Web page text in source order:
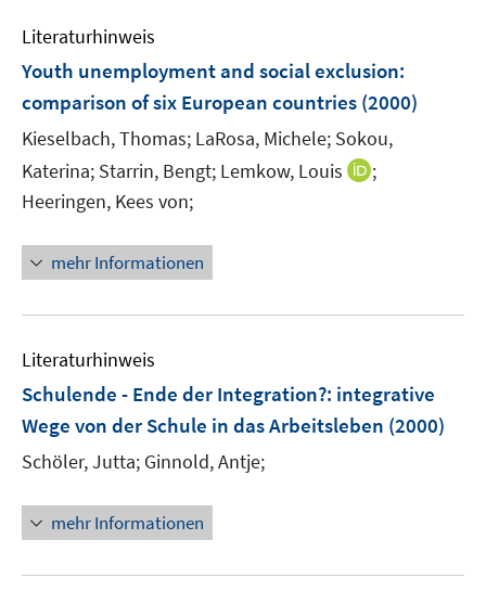
Literaturhinweis
Youth unemployment and social exclusion:
comparison of six European countries (2000)
Kieselbach, Thomas; LaRosa, Michele; Sokou,
Katerina; Starrin, Bengt; Lemkow, Louis
I
n
s
;
Heeringen, Kees von;
mehr Informationen
Literaturhinweis
Schulende - Ende der Integration?: integrative
Wege von der Schule in das Arbeitsleben (2000)
Schöler, Jutta; Ginnold, Antje;
mehr Informationen